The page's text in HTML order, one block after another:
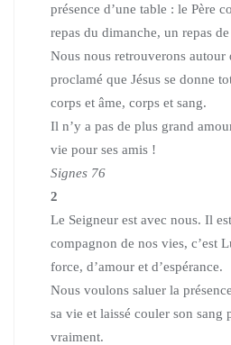
présence d’une table : le Père
repas du dimanche, un repas
Nous nous retrouverons autour
proclamé que Jésus se donne
corps et âme, corps et sang.
Il n’y a pas de plus grand
vie pour ses amis !
Signes 76
2
Le Seigneur est avec nous. Il
compagnon de nos vies, c’est
force, d’amour et d’espérance.
Nous voulons saluer la
sa vie et laissé couler son
vraiment.